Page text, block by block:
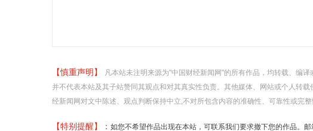
【慎重声明】
凡本站未注明来源为"中国财经新闻网"的所有作品，均转载、编
并不代表本站及其子站赞同其观点和对其真实性负责。其他媒体、网站或个人转
经新闻网对文中陈述、观点判断保持中立,不对所包含内容的准确性、可靠性或完整
【特别提醒】： 如您不希望作品出现在本站，可联系我们要求撤下您的作品。